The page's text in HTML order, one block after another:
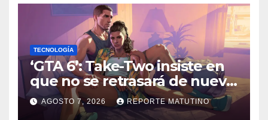
TECNOLOGÍA
‘GTA 6’: Take-Two insiste en
que no se retrasará de nuevo
y quiere que tú también
confíes
AGOSTO 7, 2026 REPORTE MATUTINO